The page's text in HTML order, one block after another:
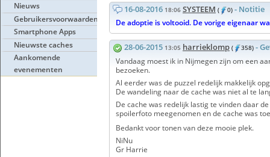
Nieuws
Gebruikersvoorwaarden
Smartphone Apps
Nieuwste caches
Aankomende
evenementen
16-08-2016 18:06 SYSTEEM ( 0) - Notitie
De adoptie is voltooid. De vorige eigenaar
28-06-2015 13:05 harrieklomp ( 358) -
Vandaag moest ik in Nijmegen zijn om een
bezoeken.
Al eerder was de puzzel redelijk makkelijk
De wandeling naar de cache was niet al te
De cache was redelijk lastig te vinden daar
spoilerfoto meegenomen en de cache was
Bedankt voor tonen van deze mooie plek.
NiNu
Gr Harrie